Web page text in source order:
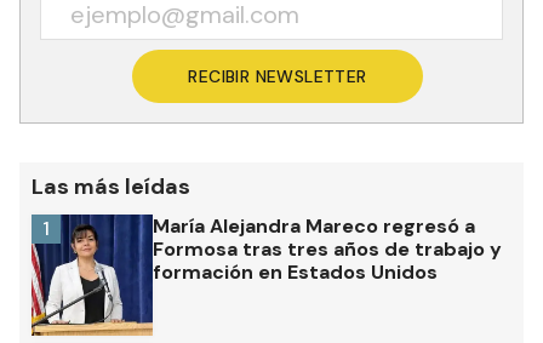
RECIBIR NEWSLETTER
Las más leídas
María Alejandra Mareco regresó a
Formosa tras tres años de trabajo y
formación en Estados Unidos
1